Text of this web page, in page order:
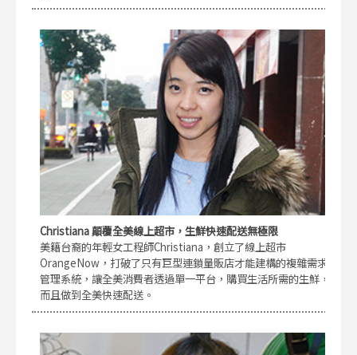
Christiana 顛覆全美線上超市，生鮮快速配送無極限
美籍台裔的年輕女工程師Christiana，創立了線上超市
OrangeNow，打破了只有巨型連鎖量販店才能建構的複雜需求
管理系統，讓全美消費者透過單一平台，購買生活所需的生鮮，
而且做到全美快速配送。